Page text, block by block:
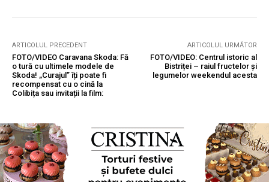
ARTICOLUL PRECEDENT
FOTO/VIDEO Caravana Skoda: Fă
o tură cu ultimele modele de
Skoda! „Curajul” îți poate fi
recompensat cu o cină la
Colibița sau invitații la film:
ARTICOLUL URMĂTOR
FOTO/VIDEO: Centrul istoric al
Bistriței – raiul fructelor și
legumelor weekendul acesta